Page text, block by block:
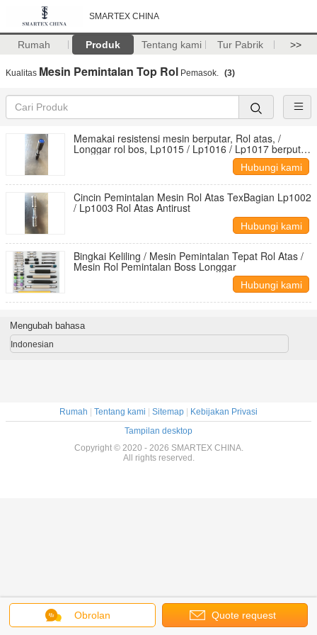
SMARTEX CHINA
Rumah Produk Tentang kami Tur Pabrik >>
Kualitas Mesin Pemintalan Top Rol Pemasok. (3)
Memakai resistensi mesin berputar, Rol atas, /
Longgar rol bos, Lp1015 / Lp1016 / Lp1017 berputar
Hubungi kami
Cincin Pemintalan Mesin Rol Atas TexBagian Lp1002
/ Lp1003 Rol Atas Antirust
Hubungi kami
Bingkai Keliling / Mesin Pemintalan Tepat Rol Atas /
Mesin Rol Pemintalan Boss Longgar
Hubungi kami
Obrolan Quote request
Mengubah bahasa
Indonesian
Rumah Tentang kami Sitemap
Kebijakan Privasi
Tampilan desktop
Copyright © 2020 - 2026 SMARTEX CHINA.
All rights reserved.